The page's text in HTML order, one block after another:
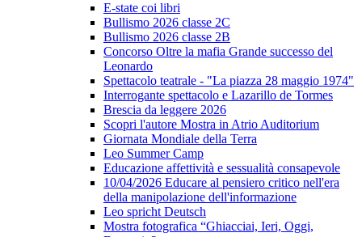
E-state coi libri
Bullismo 2026 classe 2C
Bullismo 2026 classe 2B
Concorso Oltre la mafia Grande successo del
Leonardo
Spettacolo teatrale - "La piazza 28 maggio 1974"
Interrogante spettacolo e Lazarillo de Tormes
Brescia da leggere 2026
Scopri l'autore Mostra in Atrio Auditorium
Giornata Mondiale della Terra
Leo Summer Camp
Educazione affettività e sessualità consapevole
10/04/2026 Educare al pensiero critico nell'era
della manipolazione dell'informazione
Leo spricht Deutsch
Mostra fotografica “Ghiacciai, Ieri, Oggi,